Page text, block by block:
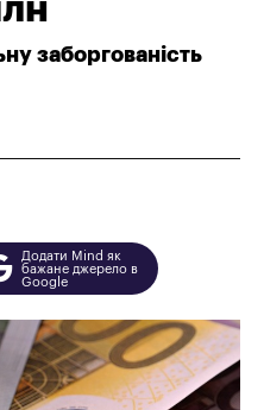
заборгованість
Додати Mind як
бажане джерело в
Google